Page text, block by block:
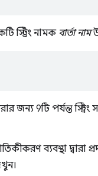
স্ট্রিং নামক বার্তা নাম
জন্য 9টি পর্যন্ত
ব্যবস্থা দ্বারা